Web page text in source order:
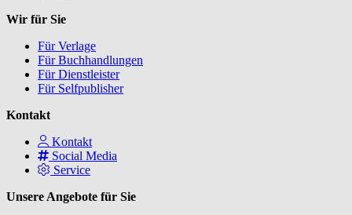
Wir für Sie
Für Verlage
Für Buchhandlungen
Für Dienstleister
Für Selfpublisher
Kontakt
Kontakt
Social Media
Service
Unsere Angebote für Sie